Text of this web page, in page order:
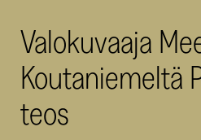
Valokuvaaja
Koutaniemeltä
teos